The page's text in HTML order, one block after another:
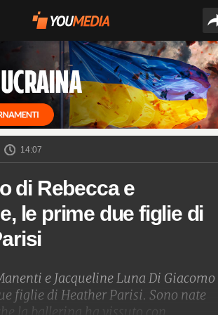
14:07
di Rebecca e
le prime due figlie di
e Jacqueline Luna Di Giacomo
figlie di Heather Parisi. Sono nate
la ballerina ha vissuto con